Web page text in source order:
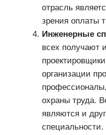
отрасль
зрения оплаты
Инженерные
всех получают
организации
охраны труда.
являются и
специальности.